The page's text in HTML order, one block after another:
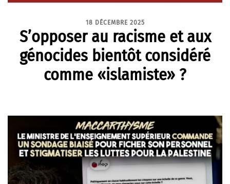
18 DÉCEMBRE 2025
S’opposer au racisme et aux
génocides bientôt considéré
comme «islamiste» ?